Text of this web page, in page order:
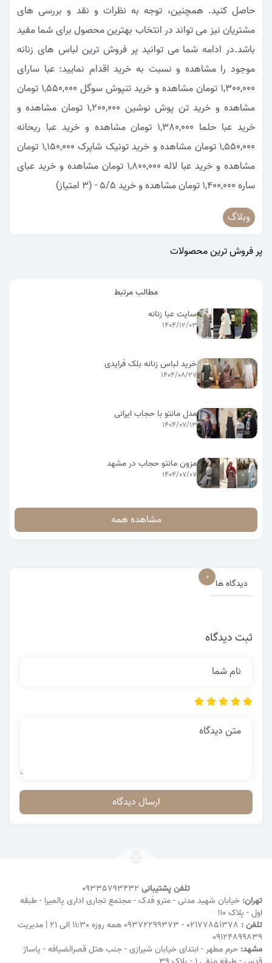
حاصل کنید. همچنین، توجه به نظرات و نقد و بررسی های
مشتریان نیز می تواند در انتخاب بهترین محصول برای شما مفید
باشد.در ادامه شما می توانید پر فروش ترین لباس های زنانه
موجود را مشاهده و نسبت به خرید اقدام نمایید:عبا سارای
1,300,000 تومان
مشاهده و خریدتنپوش سوگل 1,550,000 تومان
مشاهده و خریدتن پوش نوشین 1,200,000 تومان
مشاهده و
خرید عبا حلما 1,380,000 تومان مشاهده و خریدعبا ریحانه
1,550,000 تومان
مشاهده و خریدتونیک شاپرک 1,150,000 تومان
مشاهده و خرید عبا لاله 1,800,000 تومان مشاهده و خرید عبای
ساره1,400,000 تومان مشاهده و خرید5/5 - (3 امتیاز)
وبلاگ
پر فروش ترین محصولات
مطالب مرتبط
سایت عبا زنانه
1404/12/03
خرید لباس زنانه بلک فرایدی
1404/08/27
مدل مانتو با حجاب ایرانی
1404/07/13
مزون مانتو حجاب در مشهد
1404/07/07
مشاهده همه
دیدگاه ها
0
ثبت دیدگاه
نام شما
متن دیدگاه
ارسال دیدگاه
تلفن پشتیبانی 09335793432
تهران: خیابان شهید مدنی - مترو فدک - مجتمع تجاری اداری پالمیرا - طبقه
اول - پلاک ۱۱۰
تلفن : 02177851378
-
09372299373 همه روزه 11:30 الی 21 | مدیریت
09124899839
مشهد: حرم مطهر - ابتدای خیابان شیرازی - جنب هتل قصرالضیافه - پاساژ